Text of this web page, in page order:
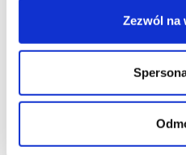
Zezwól na